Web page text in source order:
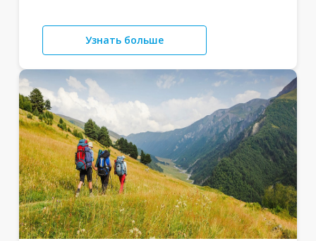
Узнать больше